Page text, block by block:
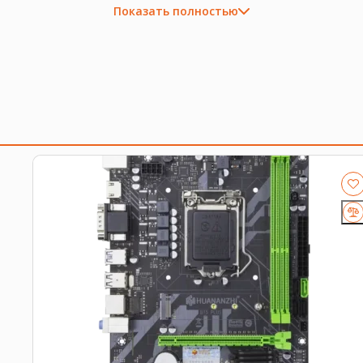
Показать полностью